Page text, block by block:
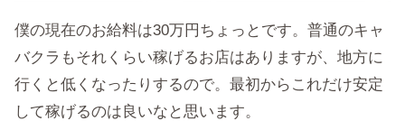
僕の現在のお給料は30万円ちょっとです。普通のキャ
バクラもそれくらい稼げるお店はありますが、地方に
行くと低くなったりするので。最初からこれだけ安定
して稼げるのは良いなと思います。